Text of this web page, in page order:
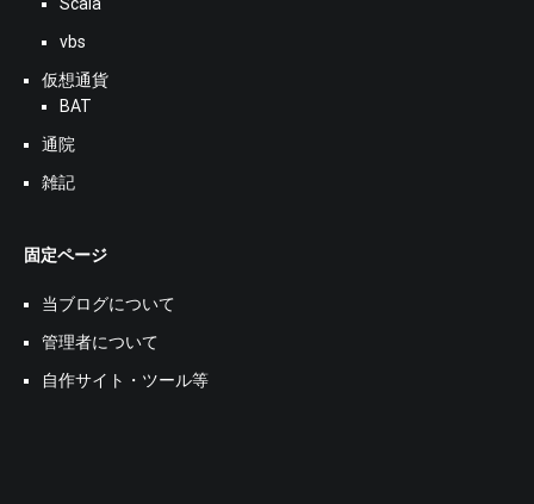
vbs
仮想通貨
BAT
通院
雑記
固定ページ
当ブログについて
管理者について
自作サイト・ツール等